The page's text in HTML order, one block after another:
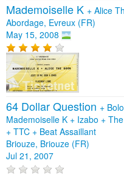
Mademoiselle K + Alice
Abordage, Evreux (FR)
May 15, 2008
64 Dollar Question +
Mademoiselle K + Izabo +
+ TTC + Beat Assaillant
Briouze, Briouze (FR)
Jul 21, 2007